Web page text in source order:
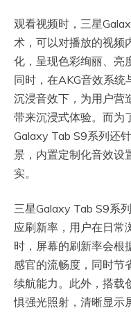
观看视频时，三星
术，可以对播放的视频
化，呈现色彩绚丽、亮
同时，在AKG音效系统
沉浸音效下，为用户营
带来沉浸式体验。而为
Galaxy Tab S9系列还
景，内置定制化音效设
实。
三星Galaxy Tab S9系
应刷新率，用户在日常
时，屏幕的刷新率会根
感官的流畅度，同时节
续航能力。此外，搭载
惧强光照射，清晰显示